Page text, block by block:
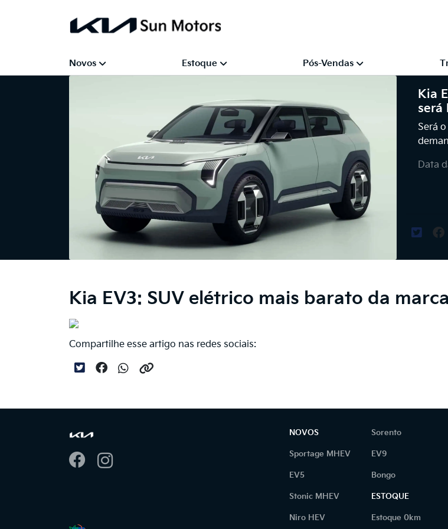
Novos Estoque Pós-Vendas
Kia
será
Será
Data
Kia EV3: SUV elétrico mais barato da
Compartilhe esse artigo nas redes sociais:
NOVOS
Sportage MHEV
EV5
Stonic MHEV
Niro HEV
Sorento
EV9
Bongo
ESTOQUE
Estoque 0km